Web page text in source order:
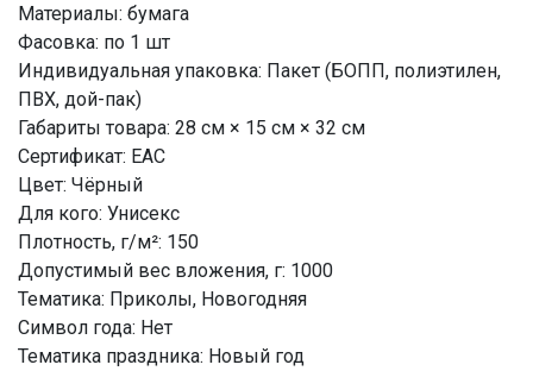
Материалы: бумага
Фасовка: по 1 шт
Индивидуальная упаковка: Пакет (БОПП, полиэтилен,
ПВХ, дой-пак)
Габариты товара: 28 см × 15 см × 32 см
Сертификат: ЕАС
Цвет: Чёрный
Для кого: Унисекс
Плотность, г/м²: 150
Допустимый вес вложения, г: 1000
Тематика: Приколы, Новогодняя
Символ года: Нет
Тематика праздника: Новый год